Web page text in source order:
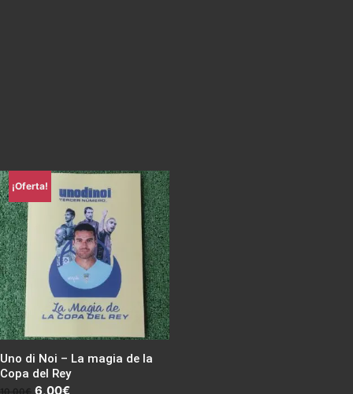
¡Oferta!
Uno di Noi – La magia de la
Copa del Rey
10,00€ El
6,00€El